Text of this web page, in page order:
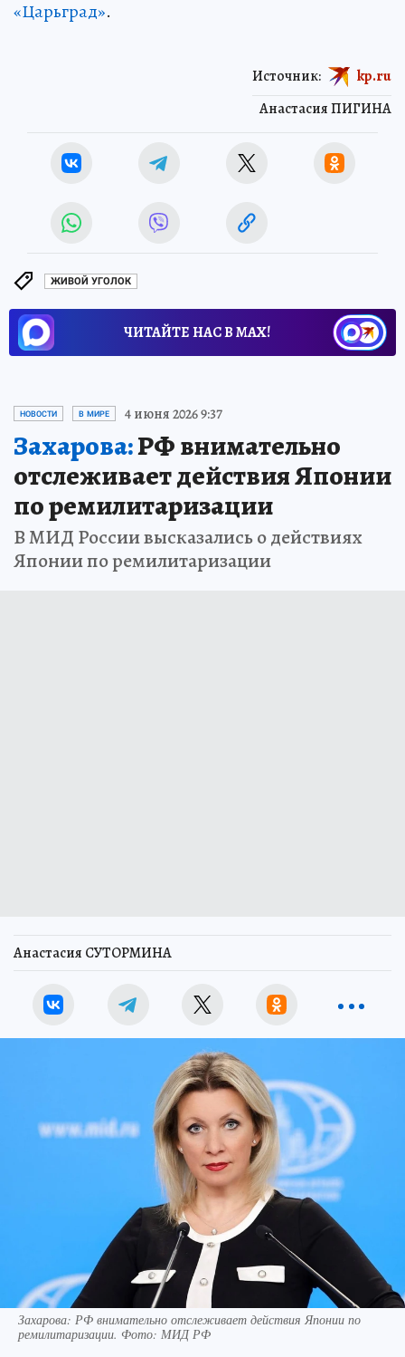
«Царьград».
Анастасия ПИГИНА
Источник: kp.ru
ЖИВОЙ УГОЛОК
ЧИТАЙТЕ НАС В МАХ!
НОВОСТИ В МИРЕ 4 июня 2026 9:37
Захарова:РФ внимательно
отслеживает действия Японии
по ремилитаризации
В МИД России высказались о действиях
Японии по ремилитаризации
Анастасия СУТОРМИНА
Захарова: РФ внимательно отслеживает действия Японии по
ремилитаризации. Фото: МИД РФ